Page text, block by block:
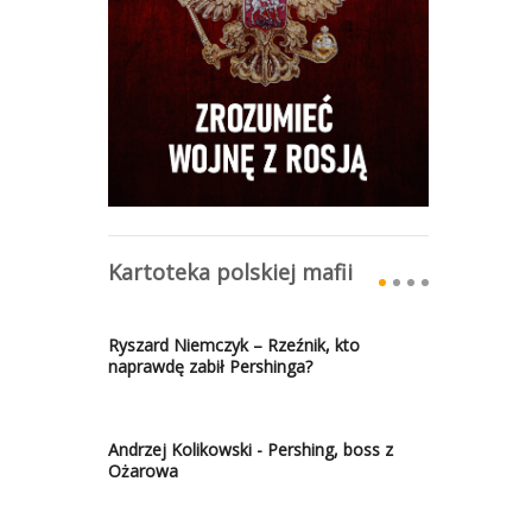
Kartoteka polskiej mafii
Ryszard Niemczyk – Rzeźnik, kto
naprawdę zabił Pershinga?
Andrzej Kolikowski - Pershing, boss z
Ożarowa